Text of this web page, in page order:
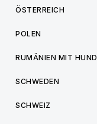
ÖSTERREICH
POLEN
RUMÄNIEN MIT HUND
SCHWEDEN
SCHWEIZ